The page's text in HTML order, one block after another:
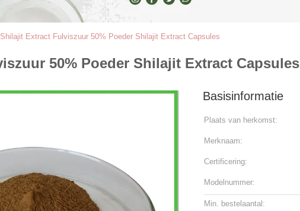
Extract Fulviszuur 50% Poeder Shilajit Extract Capsules
50% Poeder Shilajit Extract Capsules
Basisinformatie
Plaats van herkomst:
Merknaam:
Certificering:
Modelnummer:
Min. bestelaantal: